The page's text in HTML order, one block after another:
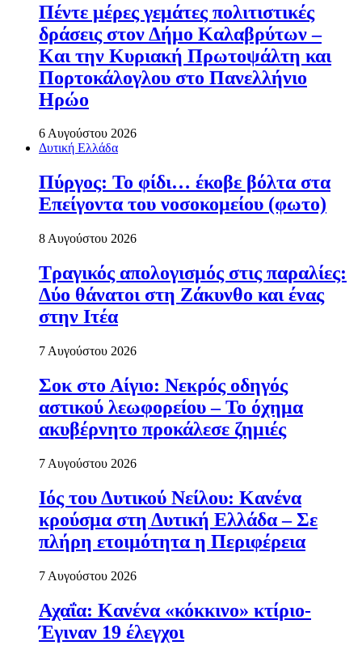
Πέντε μέρες γεμάτες πολιτιστικές
δράσεις στον Δήμο Καλαβρύτων –
Και την Κυριακή Πρωτοψάλτη και
Πορτοκάλογλου στο Πανελλήνιο
Ηρώο
6 Αυγούστου 2026
Δυτική Ελλάδα
Πύργος: Το φίδι… έκοβε βόλτα στα
Επείγοντα του νοσοκομείου (φωτο)
8 Αυγούστου 2026
Τραγικός απολογισμός στις παραλίες:
Δύο θάνατοι στη Ζάκυνθο και ένας
στην Ιτέα
7 Αυγούστου 2026
Σοκ στο Αίγιο: Νεκρός οδηγός
αστικού λεωφορείου – Το όχημα
ακυβέρνητο προκάλεσε ζημιές
7 Αυγούστου 2026
Ιός του Δυτικού Νείλου: Κανένα
κρούσμα στη Δυτική Ελλάδα – Σε
πλήρη ετοιμότητα η Περιφέρεια
7 Αυγούστου 2026
Αχαΐα: Κανένα «κόκκινο» κτίριο-
Έγιναν 19 έλεγχοι